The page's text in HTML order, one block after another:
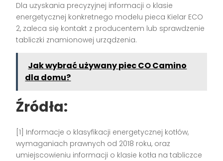
Dla uzyskania precyzyjnej informacji o klasie
energetycznej konkretnego modelu pieca Kielar ECO
2, zaleca się kontakt z producentem lub sprawdzenie
tabliczki znamionowej urządzenia.
Jak wybrać używany piec CO Camino
dla domu?
Źródła:
[1] Informacje o klasyfikacji energetycznej kotłów,
wymaganiach prawnych od 2018 roku, oraz
umiejscowieniu informacji o klasie kotła na tabliczce